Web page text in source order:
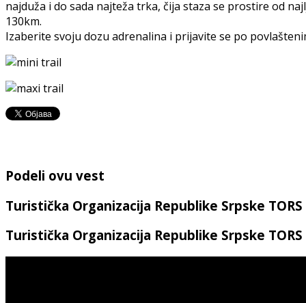
najduža i do sada najteža trka, čija staza se prostire od
130km.
Izaberite svoju dozu adrenalina i prijavite se po
Podeli ovu vest
Turistička Organizacija Republike Srpske TORS
Turistička Organizacija Republike Srpske TORS